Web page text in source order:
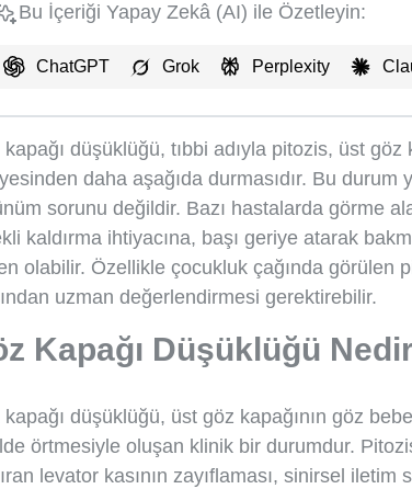
Bu İçeriği Yapay Zekâ (AI) ile Özetleyin:
ChatGPT Grok Perplexity
kapağı düşüklüğü, tıbbi adıyla pitozis, üst göz
daha aşağıda durmasıdır. Bu durum
sorunu değildir. Bazı hastalarda görme
kaldırma ihtiyacına, başı geriye atarak
olabilir. Özellikle çocukluk çağında görülen
uzman değerlendirmesi gerektirebilir.
Kapağı Düşüklüğü
kapağı düşüklüğü, üst göz kapağının göz
örtmesiyle oluşan klinik bir durumdur.
levator kasının zayıflaması, sinirsel iletim